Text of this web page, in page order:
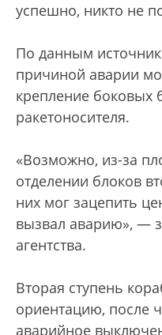
успешно, никто не
По данным
причиной аварии
крепление боковых
ракетоносителя.
«Возможно, из-за
отделении блоков
них мог зацепить
вызвал аварию», —
агентства.
Вторая ступень
ориентацию, после
аварийное